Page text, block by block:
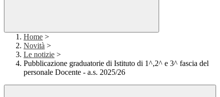
Home >
Novità >
Le notizie >
Pubblicazione graduatorie di Istituto di 1^,2^ e 3^ fascia del
personale Docente - a.s. 2025/26